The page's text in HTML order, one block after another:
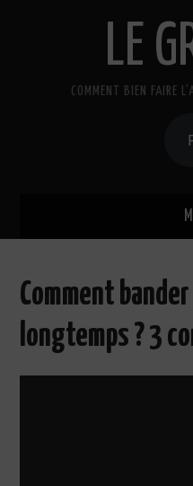
LE
COMMENT BIEN FAIRE
A PROPOS
CADEAU
Comment
longtemps ? 3